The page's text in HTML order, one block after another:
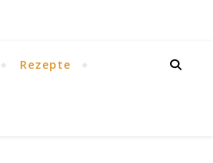
Rezepte